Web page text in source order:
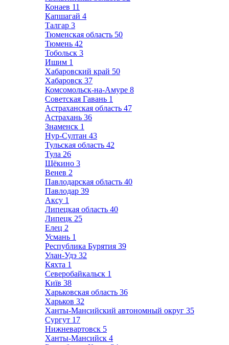
Конаев 11
Капшагай 4
Талгар 3
Тюменская область 50
Тюмень 42
Тобольск 3
Ишим 1
Хабаровский край 50
Хабаровск 37
Комсомольск-на-Амуре 8
Советская Гавань 1
Астраханская область 47
Астрахань 36
Знаменск 1
Нур-Султан 43
Тульская область 42
Тула 26
Щёкино 3
Венев 2
Павлодарская область 40
Павлодар 39
Аксу 1
Липецкая область 40
Липецк 25
Елец 2
Усмань 1
Республика Бурятия 39
Улан-Удэ 32
Кяхта 1
Северобайкальск 1
Київ 38
Харьковская область 36
Харьков 32
Ханты-Мансийский автономный округ 35
Сургут 17
Нижневартовск 5
Ханты-Мансийск 4